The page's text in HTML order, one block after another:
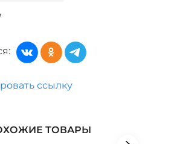
Бренд EGO
Бренд El`Rosso
Обувь: Бренд Belwest
ссылку
ТОВАРЫ